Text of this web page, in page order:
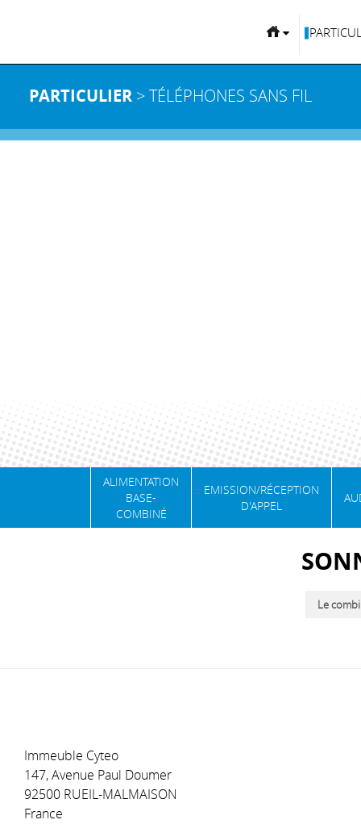
PARTICULIER > TÉLÉPHONES SANS FIL
ALIMENTATION
BASE-
COMBINÉ
EMISSION/RÉCEPTION
D'APPEL
Le
Immeuble Cyteo
147, Avenue Paul Doumer
92500 RUEIL-MALMAISON
France